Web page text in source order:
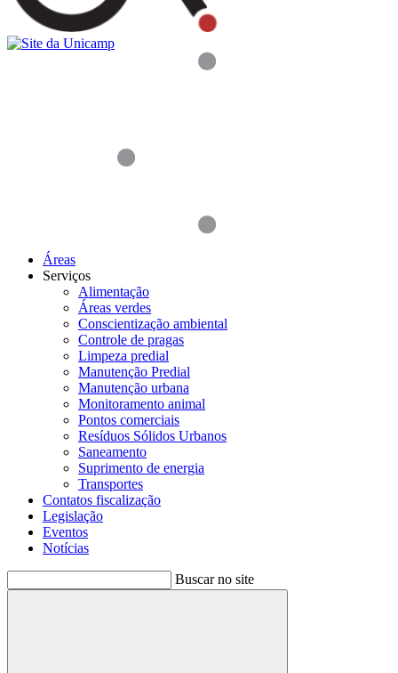
Áreas
Serviços
Alimentação
Áreas verdes
Conscientização ambiental
Controle de pragas
Limpeza predial
Manutenção Predial
Manutenção urbana
Monitoramento animal
Pontos comerciais
Resíduos Sólidos Urbanos
Saneamento
Suprimento de energia
Transportes
Contatos fiscalização
Legislação
Eventos
Notícias
Buscar no site